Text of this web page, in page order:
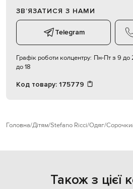
ЗВʼЯЗАТИСЯ З НАМИ
Telegram
Графік роботи колцентру: Пн-Пт з 9 до
до 18
Код товару: 175779
Головна Дітям Stefano Ricci Одяг Сорочки
Також з цієї